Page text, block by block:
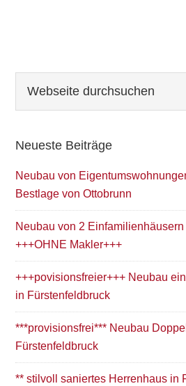
Seitenspalte
durchsuchen
Neueste Beiträge
Neubau von
Bestlage von Ottobrunn
Neubau von 2
+++OHNE Makler+++
+++povisionsfreier+++ Neubau
in Fürstenfeldbruck
***provisionsfrei*** Neubau
Fürstenfeldbruck
** stilvoll saniertes Herrenhaus in